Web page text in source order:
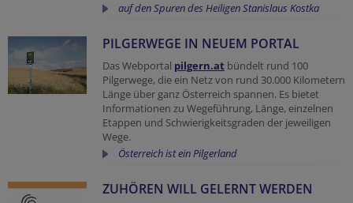
auf den Spuren des Heiligen Stanislaus Kostka
PILGERWEGE IN NEUEM PORTAL
Das Webportal pilgern.at bündelt rund 100
Pilgerwege, die ein Netz von rund 30.000 Kilometern
Länge über ganz Österreich spannen. Es bietet
Informationen zu Wegeführung, Länge, einzelnen
Etappen und Schwierigkeitsgraden der jeweiligen
Wege.
Österreich ist ein Pilgerland
ZUHÖREN WILL GELERNT WERDEN